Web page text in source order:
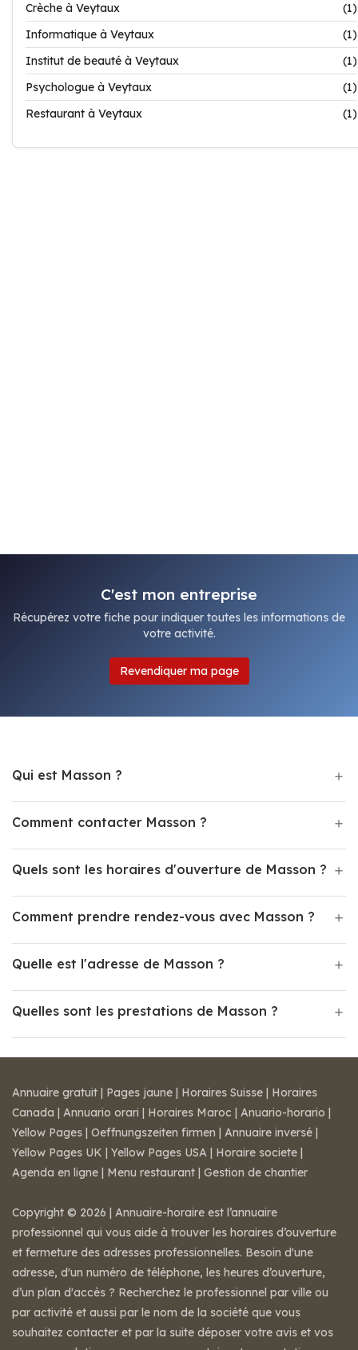
Crèche à Veytaux
(1)
Informatique à Veytaux
(1)
Institut de beauté à Veytaux
(1)
Psychologue à Veytaux
(1)
Restaurant à Veytaux
(1)
C'est mon entreprise
Récupérez votre fiche pour indiquer toutes les informations de
votre activité.
Revendiquer ma page
Qui est Masson ?
Comment contacter Masson ?
Quels sont les horaires d'ouverture de Masson ?
Comment prendre rendez-vous avec Masson ?
Quelle est l'adresse de Masson ?
Quelles sont les prestations de Masson ?
Annuaire gratuit | Pages jaune | Horaires Suisse | Horaires
Canada | Annuario orari | Horaires Maroc | Anuario-horario |
Yellow Pages | Oeffnungszeiten firmen | Annuaire inversé |
Yellow Pages UK | Yellow Pages USA | Horaire societe |
Agenda en ligne | Menu restaurant | Gestion de chantier
Copyright © 2026 | Annuaire-horaire est l’annuaire
professionnel qui vous aide à trouver les horaires d’ouverture
et fermeture des adresses professionnelles. Besoin d'une
adresse, d'un numéro de téléphone, les heures d’ouverture,
d’un plan d'accès ? Recherchez le professionnel par ville ou
par activité et aussi par le nom de la société que vous
souhaitez contacter et par la suite déposer votre avis et vos